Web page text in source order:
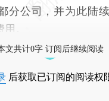
分公司，并为此陆
。
文共计0字 订阅后继续阅读
后获取已订阅的阅读权